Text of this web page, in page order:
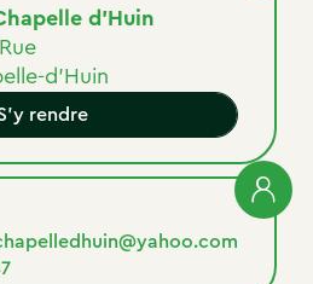
d’Huin
d'Huin
rendre